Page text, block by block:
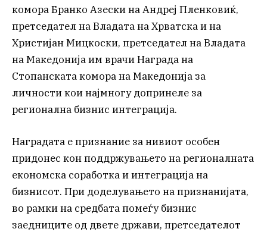
комора Бранко Азески на Андреј Пленковиќ,
претседател на Владата на Хрватска и на
Христијан Мицкоски, претседател на Владата
на Македонија им врачи Награда на
Стопанската комора на Македонија за
личности кои најмногу допринеле за
регионална бизнис интеграција.
Наградата е признание за нивиот особен
придонес кон поддржувањето на регионалната
економска соработка и интеграција на
бизнисот. При доделувањето на признанијата,
во рамки на средбата помеѓу бизнис
заедниците од двете држави, претседателот